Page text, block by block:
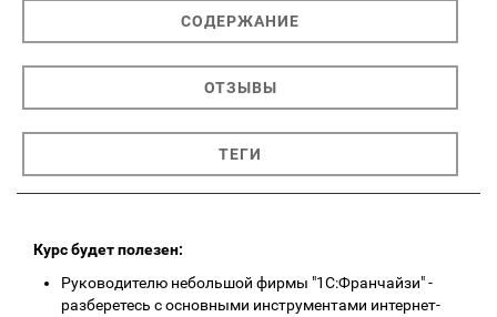
СОДЕРЖАНИЕ
ОТЗЫВЫ
ТЕГИ
Курс будет полезен:
Руководителю небольшой фирмы "1С:Франчайзи" -
разберетесь с основными инструментами интернет-